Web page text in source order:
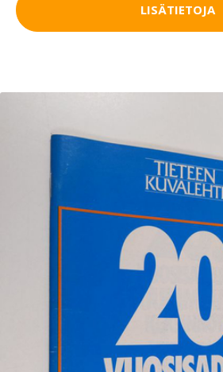
LISÄTIETOJA